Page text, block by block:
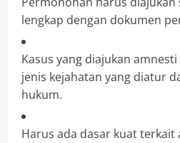
lengkap dengan dokumen
Kasus yang diajukan
jenis kejahatan yang diatur
hukum.
Harus ada dasar kuat terkait